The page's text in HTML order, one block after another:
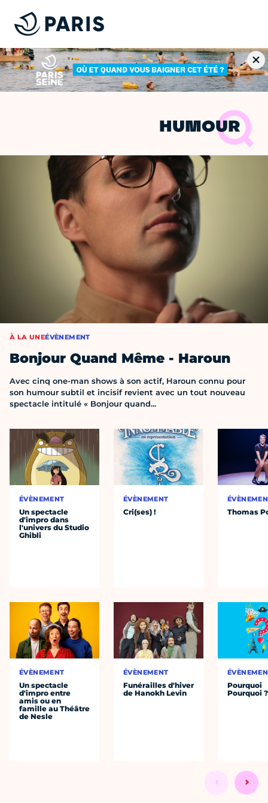
HUMOUR
À LA UNEÉVÈNEMENT
Bonjour Quand Même - Haroun
Avec cinq one-man shows à son actif, Haroun connu pour
son humour subtil et incisif revient avec un tout nouveau
spectacle intitulé « Bonjour quand...
ÉVÈNEMENT
Un spectacle
d'impro dans
l'univers du Studio
Ghibli
ÉVÈNEMENT
Un spectacle
d'impro entre
amis ou en
famille au Théâtre
de Nesle
ÉVÈNEMENT
Cri(ses) !
ÉVÈNEMENT
Funérailles d'hiver
de Hanokh Levin
Thomas
Pourquoi
Pourquoi ?